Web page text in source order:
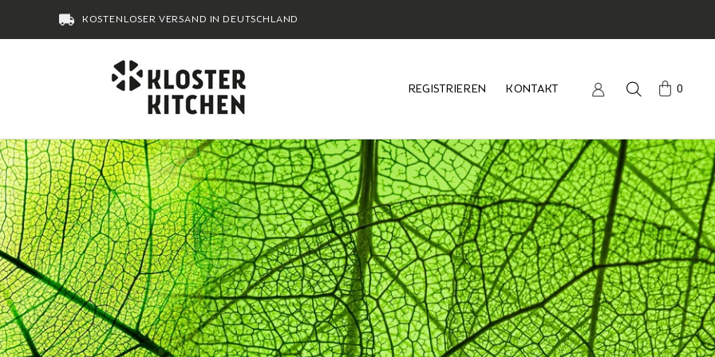
KOSTENLOSER VERSAND IN DEUTSCHLAND
REGISTRIEREN
KONTAKT
0